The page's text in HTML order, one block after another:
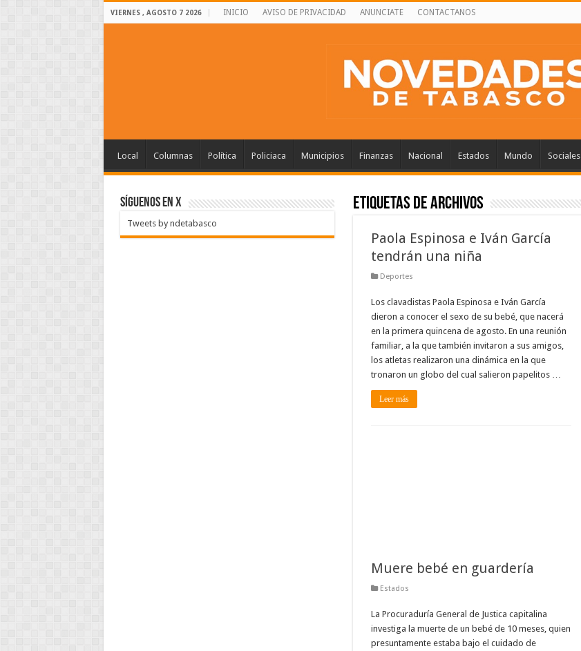
VIERNES , AGOSTO 7 2026 INICIO AVISO DE PRIVACIDAD ANUNCIATE CONTACTANOS
Local Columnas Política Policiaca Municipios Finanzas Nacional Estados Mundo Sociales
Etiquetas de Archivos
Paola Espinosa e Iván García
tendrán una niña
Deportes
Los clavadistas Paola Espinosa e Iván García
dieron a conocer el sexo de su bebé, que nacerá
en la primera quincena de agosto. En una reunión
familiar, a la que también invitaron a sus amigos,
los atletas realizaron una dinámica en la que
tronaron un globo del cual salieron papelitos …
Leer más
Muere bebé en guardería
Estados
La Procuraduría General de Justica capitalina
investiga la muerte de un bebé de 10 meses, quien
presuntamente estaba bajo el cuidado de
SÍGUENOS EN X
Tweets by ndetabasco